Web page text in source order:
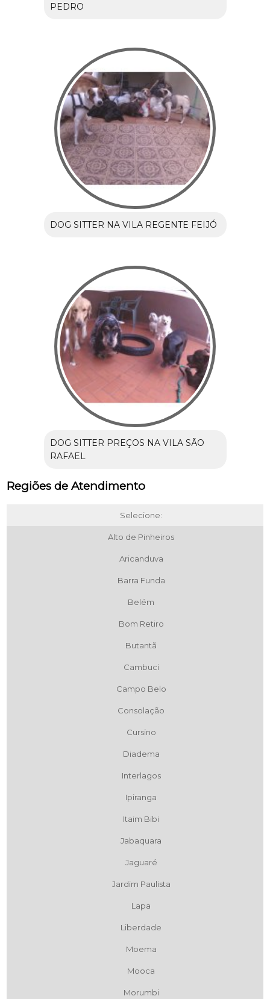
PEDRO
DOG SITTER NA VILA REGENTE FEIJÓ
DOG SITTER PREÇOS NA VILA SÃO
RAFAEL
Regiões de Atendimento
Selecione:
Alto de Pinheiros
Aricanduva
Barra Funda
Belém
Bom Retiro
Butantã
Cambuci
Campo Belo
Consolação
Cursino
Diadema
Interlagos
Ipiranga
Itaim Bibi
Jabaquara
Jaguaré
Jardim Paulista
Lapa
Liberdade
Moema
Mooca
Morumbi